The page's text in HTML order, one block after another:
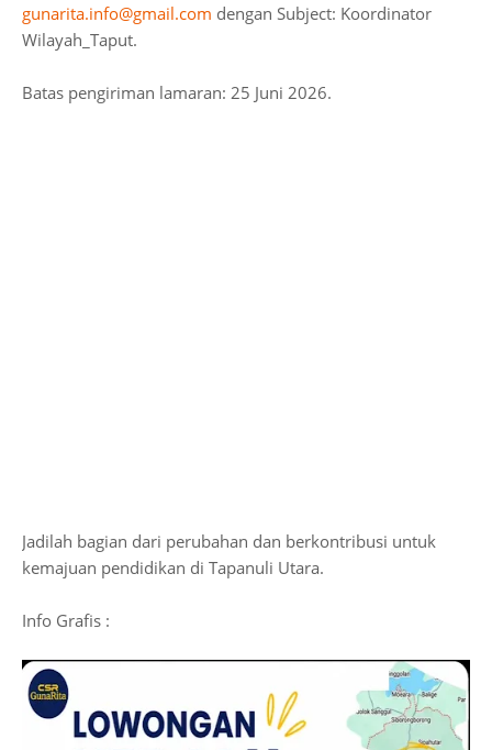
gunarita.info@gmail.com dengan Subject: Koordinator
Wilayah_Taput.
Batas pengiriman lamaran: 25 Juni 2026.
Jadilah bagian dari perubahan dan berkontribusi untuk
kemajuan pendidikan di Tapanuli Utara.
Info Grafis :